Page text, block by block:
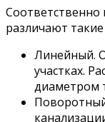
различают
Линейный.
участках.
диаметром